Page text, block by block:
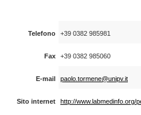
Telefono +39 0382 985981
Fax +39 0382 985060
E-mail paolo.tormene@unipv.it
Sito internet http://www.labmedinfo.org/